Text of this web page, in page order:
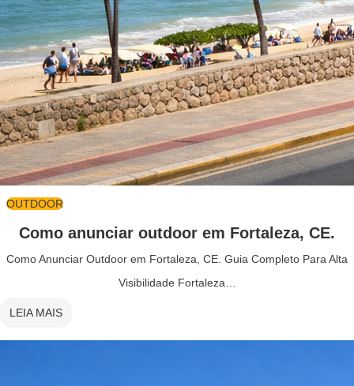
OUTDOOR
Como anunciar outdoor em Fortaleza, CE.
Como Anunciar Outdoor em Fortaleza, CE. Guia Completo Para Alta
Visibilidade Fortaleza…
LEIA MAIS